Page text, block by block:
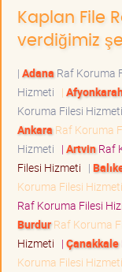
Kaplan File
verdiğimiz
| Adana Raf Koruma
Hizmeti |
Koruma Filesi Hizmeti
Ankara Raf Koruma
Hizmeti | ArtvinRaf
Filesi Hizmeti |
Koruma Filesi Hizmeti
Raf Koruma Filesi
BurdurRaf Koruma
Hizmeti | Çanakkale
Koruma Filesi Hizmeti